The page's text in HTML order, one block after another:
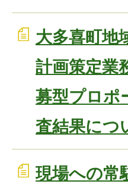
大多喜町地
計画策定業
募型プロポ
査結果につ
現場への常